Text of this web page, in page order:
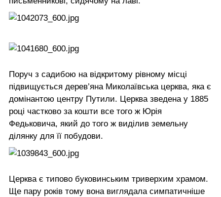
Поруч з садибою на відкритому рівному місці
підвищується дерев’яна Миколаївська церква, яка є
домінантою центру Путили. Церква зведена у 1885
році частково за кошти все того ж Юрія
Федьковича, який до того ж виділив земельну
ділянку для її побудови.
Церква є типово буковинським триверхим храмом.
Ще пару років тому вона виглядала симпатичніше